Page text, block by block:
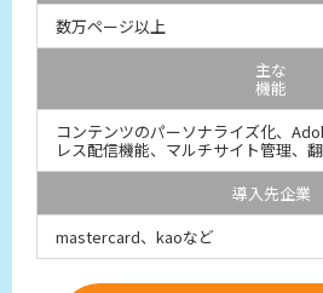
数万ページ以上
主な
機能
コンテンツのパーソナライズ化、
レス配信機能、マルチサイト管理、
導入先企業
mastercard、kaoなど